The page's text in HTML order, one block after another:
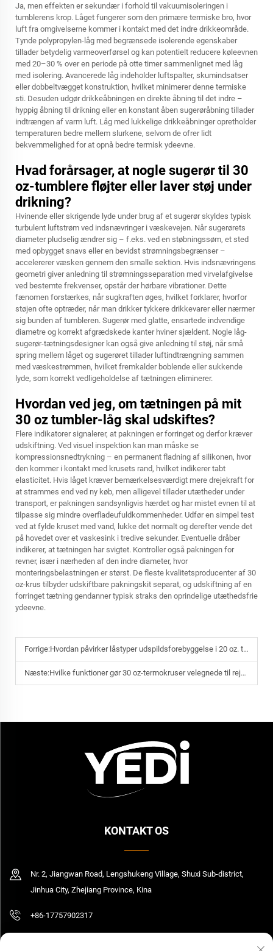
Ja, men effekten er sekundær i forhold til vakuumisoleringen i
tumblerens krop. Låget fungerer som den primære termiske bro, hvor
luft fra omgivelserne kommer i kontakt med det indre drikkeområde.
Tynde polypropylen-låg med begrænsede isolerende egenskaber
tillader betydelig varmeoverførsel og kan potentielt reducere køleevnen
med 20–30 % over en periode på otte timer sammenlignet med låg
med isolering. Avancerede låg indeholder luftspalter, skumindsatser
eller dobbeltvægget konstruktion, hvilket minimerer denne termiske
sti. Desuden udgør drikkeåbningen en direkte åbning til det indre –
hyppig åbning til drikning eller en konstant åben sugerøråbning tillader
indtrængen af varm luft. Låg med lukkelige drikkeåbninger opretholder
temperaturen bedre mellem slurkene, selvom de ofrer lidt
bekvemmelighed for at opnå bedre termisk ydeevne.
Hvad forårsager, at nogle sugerør til 30
oz-tumblere fløjter eller laver støj under
drikning?
Hvinende eller skrigende lyde under brug af et sugerør skyldes typisk
turbulent luftstrøm ved indsnævringer i væskevejen. Når sugerørets
diameter pludselig ændrer sig – f.eks. ved en støbningssøm, et sted
med opbygget snavs eller en bevidst strømningsbegrænser –
accelererer væsken gennem den smalle sektion. Hvis indsnævringens
geometri giver anledning til strømningsseparation med virvelafgivelse
ved bestemte frekvenser, opstår der hørbare vibrationer. Dette
fænomen forstærkes, når sugkraften øges, hvilket forklarer, hvorfor
støjen ofte optræder, når man drikker tykkere drikkevarer eller nærmer
sig bunden af tumbleren. Sugerør med glatte, ensartede indvendige
diametre og korrekt afgrædskede kanter hviner sjældent. Nogle låg-
sugerør-tætningsdesigner kan også give anledning til støj, når små
spring mellem låget og sugerøret tillader luftindtrængning sammen
med væskestrømmen, hvilket fremkalder boblende eller sukkende
lyde, som korrekt vedligeholdelse af tætningen eliminerer.
Hvordan ved jeg, om tætningen på mit
30 oz tumbler-låg skal udskiftes?
Flere indikatorer signalerer, at pakningen er forringet og derfor kræver
udskiftning. Ved visuel inspektion kan man måske se
kompressionsnedtrykning – en permanent fladning af silikonen, hvor
den kommer i kontakt med krusets rand, hvilket indikerer tabt
elasticitet. Hvis låget kræver bemærkelsesværdigt mere drejekraft for
at strammes end ved ny køb, men alligevel tillader utætheder under
transport, er pakningen sandsynligvis hærdet og har mistet evnen til at
tilpasse sig mindre overfladeufuldkommenheder. Udfør en simpel test
ved at fylde kruset med vand, lukke det normalt og derefter vende det
på hovedet over et vaskesink i tredive sekunder. Eventuelle dråber
indikerer, at tætningen har svigtet. Kontroller også pakningen for
revner, især i nærheden af den indre diameter, hvor
monteringsbelastningen er størst. De fleste kvalitetsproducenter af 30
oz-krus tilbyder udskiftbare pakningskit separat, og udskiftning af en
forringet tætning gendanner typisk straks den oprindelige utæthedsfrie
ydeevne.
Forrige:Hvordan påvirker låstyper udspildsforebyggelse i 20 oz. termokruser
Næste:Hvilke funktioner gør 30 oz-termokruser velegnede til rejseliv eller kontormiljøer
KONTAKT OS
Nr. 2, Jiangwan Road, Lengshukeng Village, Shuxi Sub-district,
Jinhua City, Zhejiang Province, Kina
+86-17757902317